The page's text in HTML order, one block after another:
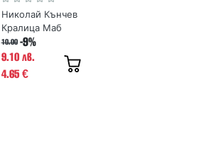
Николай Кънчев
Кралица Маб
10.00 -9%
9.10 лв.
4.65 €